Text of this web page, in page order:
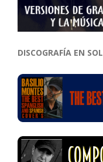
DISCOGRAFÍA EN